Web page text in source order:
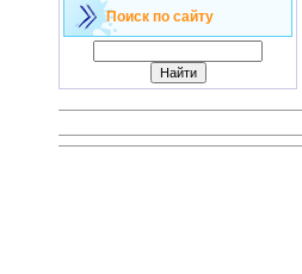
Поиск по сайту